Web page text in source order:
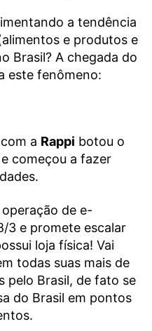
a tendência
e produtos e
Brasil? A chegada do
este fenômeno:
a Rappi botou o
começou a fazer
de e-
3 e promete escalar
loja física! Vai
todas suas mais de
pelo Brasil, de fato se
do Brasil em pontos